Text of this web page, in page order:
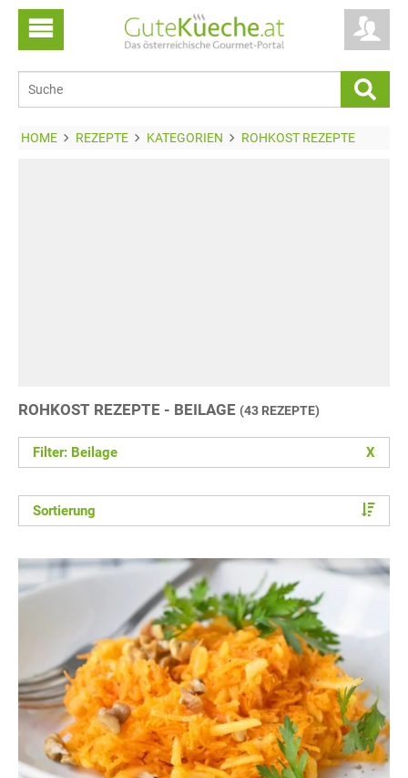
HOME REZEPTE KATEGORIEN ROHKOST REZEPTE
ROHKOST REZEPTE - BEILAGE (43 REZEPTE)
Filter: Beilage X
Sortierung